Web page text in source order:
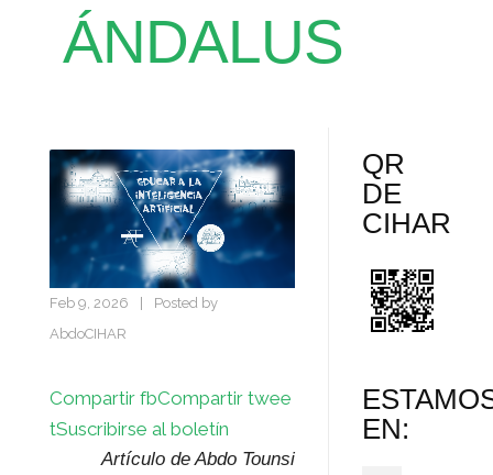
ÁNDALUS
Feb 9, 2026
Posted by
AbdoCIHAR
Compartir fbCompartir twee
tSuscribirse al boletín
Artículo de Abdo Tounsi
QR
DE
CIHAR
EN: